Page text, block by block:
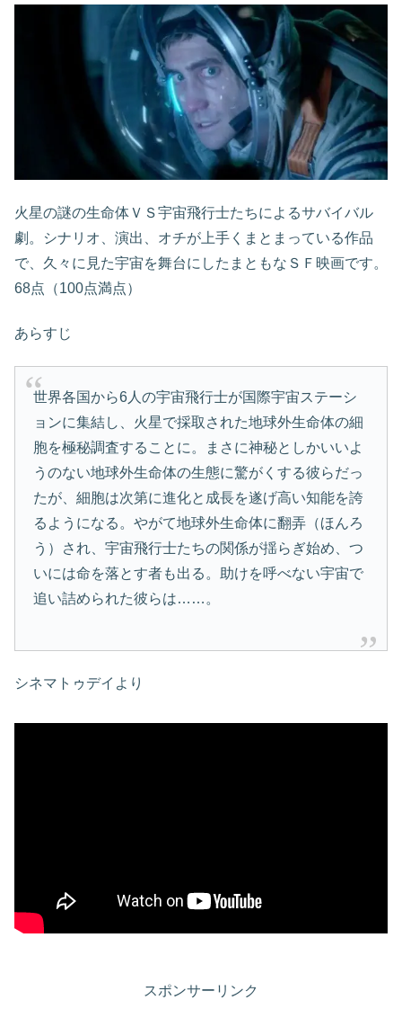
火星の謎の生命体ＶＳ宇宙飛行士たちによるサバイバル
劇。シナリオ、演出、オチが上手くまとまっている作品
で、久々に見た宇宙を舞台にしたまともなＳＦ映画です。
68点（100点満点）
あらすじ
世界各国から6人の宇宙飛行士が国際宇宙ステーシ
ョンに集結し、火星で採取された地球外生命体の細
胞を極秘調査することに。まさに神秘としかいいよ
うのない地球外生命体の生態に驚がくする彼らだっ
たが、細胞は次第に進化と成長を遂げ高い知能を誇
るようになる。やがて地球外生命体に翻弄（ほんろ
う）され、宇宙飛行士たちの関係が揺らぎ始め、つ
いには命を落とす者も出る。助けを呼べない宇宙で
追い詰められた彼らは……。
シネマトゥデイより
スポンサーリンク